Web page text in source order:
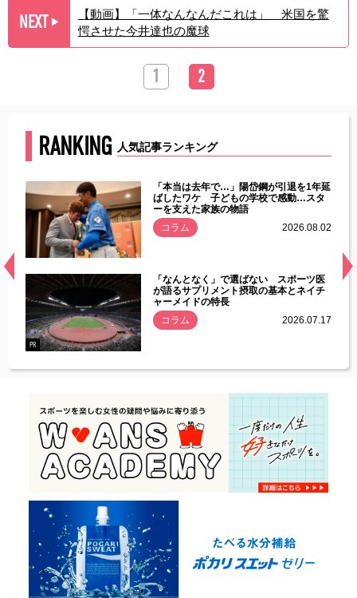
NEXT ▶︎
【動画】「一体なんなんだこれは」 米国を驚
愕させた今井達也の魔球
1 2
RANKING 人気記事ランキング
常
「本当は去年で…」陽岱鋼が引退を1年延
ばしたワケ 子どもの学校で感動…スタ
ーを支えた家族の物語
コラム
2026.08.02
PR
「なんとなく」で選ばない スポーツ医
が語るサプリメント摂取の基本とネイチ
ャーメイドの特長
コラム
2026.07.17